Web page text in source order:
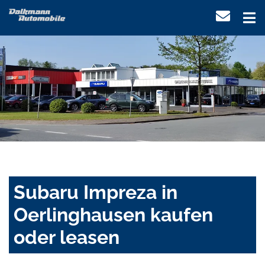
Subaru Impreza in
Oerlinghausen kaufen
oder leasen